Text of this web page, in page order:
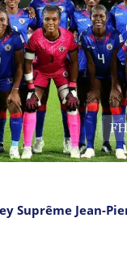
Suprême Jean-